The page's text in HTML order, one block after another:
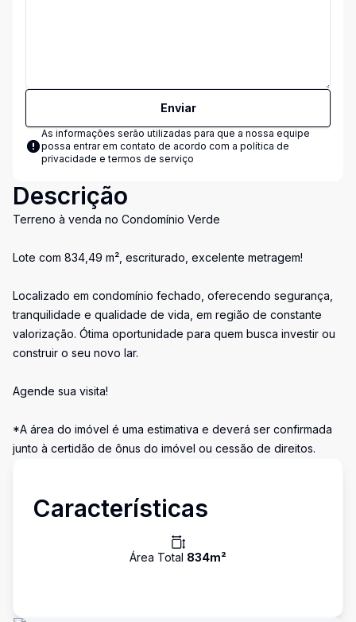
Enviar
As informações serão utilizadas para que a nossa equipe
possa entrar em contato de acordo com a política de
privacidade e termos de serviço
Descrição
Terreno à venda no Condomínio Verde
Lote com 834,49 m², escriturado, excelente metragem!
Localizado em condomínio fechado, oferecendo segurança,
tranquilidade e qualidade de vida, em região de constante
valorização. Ótima oportunidade para quem busca investir ou
construir o seu novo lar.
Agende sua visita!
*A área do imóvel é uma estimativa e deverá ser confirmada
junto à certidão de ônus do imóvel ou cessão de direitos.
Características
Área Total 834m²